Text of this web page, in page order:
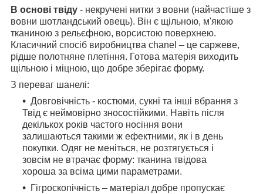
В основі твіду - некручені нитки з вовни (найчастіше з
вовни шотландський овець). Він є щільною, м'якою
тканиною з рельєфною, ворсистою поверхнею.
Класичний спосіб виробництва chanel – це саржеве,
рідше полотняне плетіння. Готова матерія виходить
щільною і міцною, що добре зберігає форму.
З переваг шанелі:
Довговічність - костюми, сукні та інші вбрання з
Твід є неймовірно зносостійкими. Навіть після
декількох років частого носіння вони
залишаються такими ж ефектними, як і в день
покупки. Одяг не меніться, не розтягується і
зовсім не втрачає форму: тканина твідова
хороша за всіма цими параметрами.
Гігроскопічність – матеріал добре пропускає